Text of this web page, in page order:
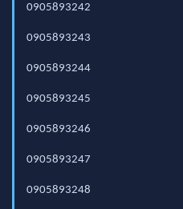
0905893242
0905893243
0905893244
0905893245
0905893246
0905893247
0905893248